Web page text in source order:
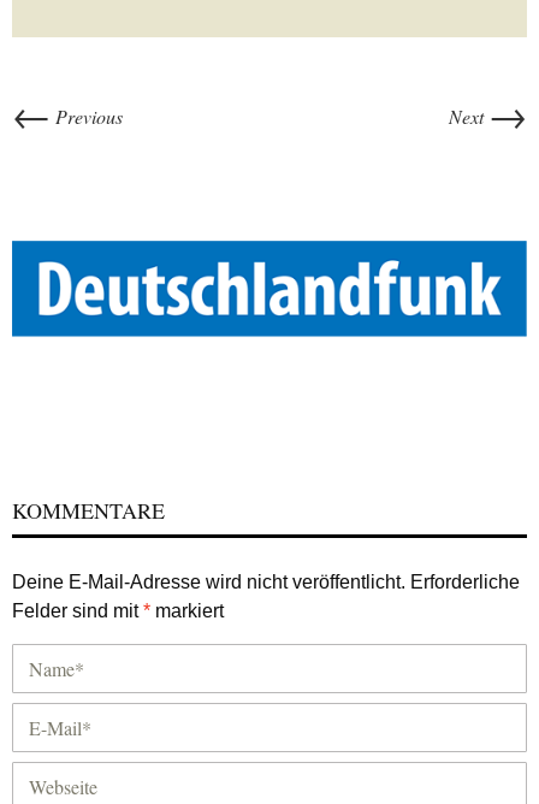
← Previous Next →
KOMMENTARE
Deine E-Mail-Adresse wird nicht veröffentlicht. Erforderliche
Felder sind mit* markiert